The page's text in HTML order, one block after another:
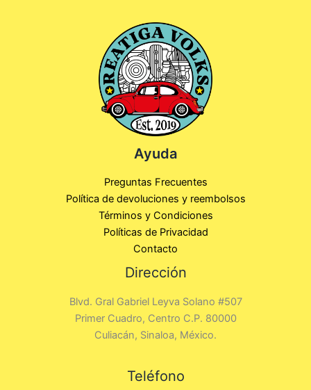
Ayuda
Preguntas Frecuentes
Política de devoluciones y reembolsos
Términos y Condiciones
Políticas de Privacidad
Contacto
Dirección
Blvd. Gral Gabriel Leyva Solano #507
Primer Cuadro, Centro C.P. 80000
Culiacán, Sinaloa, México.
Teléfono